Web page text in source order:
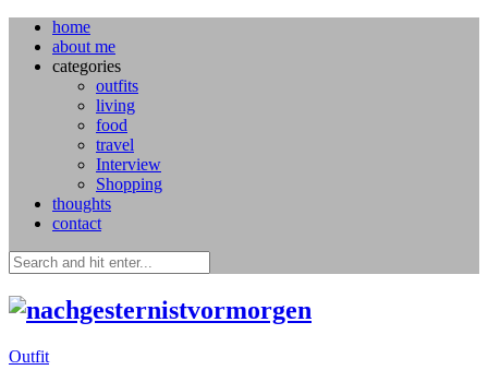
home
about me
categories
outfits
living
food
travel
Interview
Shopping
thoughts
contact
Outfit